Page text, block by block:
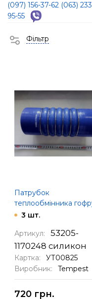
(097) 156-37-62 (063)
95-55
Фільтр
Патрубок
теплообмінника
дл=250 мм д=100 мм
3 шт.
Артикул:
53205-
1170248 силикон
Картка:
УТ00825
Виробник:
Tempest
720 грн.